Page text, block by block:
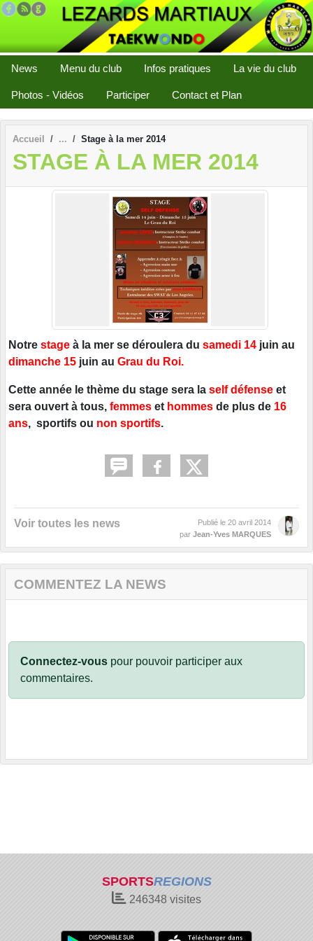
News Menu du club Infos pratiques La vie du club
Photos - Vidéos Participer Contact et Plan
Accueil Stage à la mer 2014
STAGE À LA MER 2014
Notre stage à la mer se déroulera du samedi 14 juin au
dimanche 15 juin au Grau du Roi.
Cette année le thème du stage sera la self défense et
sera ouvert à tous, femmes et hommes de plus de 16
ans, sportifs ou non sportifs.
Voir toutes les news Publié le 20 avril 2014
par Jean-Yves MARQUES
COMMENTEZ LA NEWS
Connectez-vous pour pouvoir participer aux
commentaires.
SPORTSREGIONS
246348 visites
Panneau de gestion des cookies